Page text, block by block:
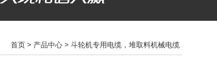
首页 > 产品中心 > 斗轮机专用电缆，堆取料机械电缆